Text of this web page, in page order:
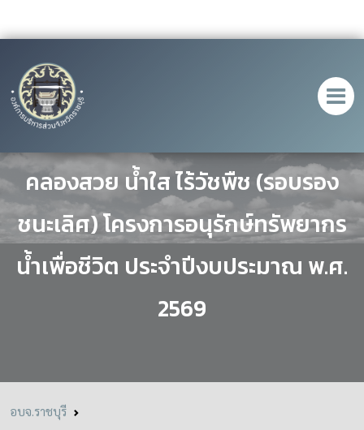
ประกาศผลการตัดสินการประกวด
คลองสวย น้ำใส ไร้วัชพืช (รอบรอง
ชนะเลิศ) โครงการอนุรักษ์ทรัพยากร
น้ำเพื่อชีวิต ประจำปีงบประมาณ พ.ศ.
2569
อบจ.ราชบุรี